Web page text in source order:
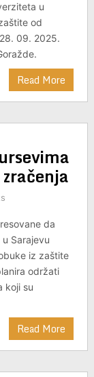
u
od
09. 2025.
Read More
da
Sarajevu
iz zaštite
održati
koji su
Read More